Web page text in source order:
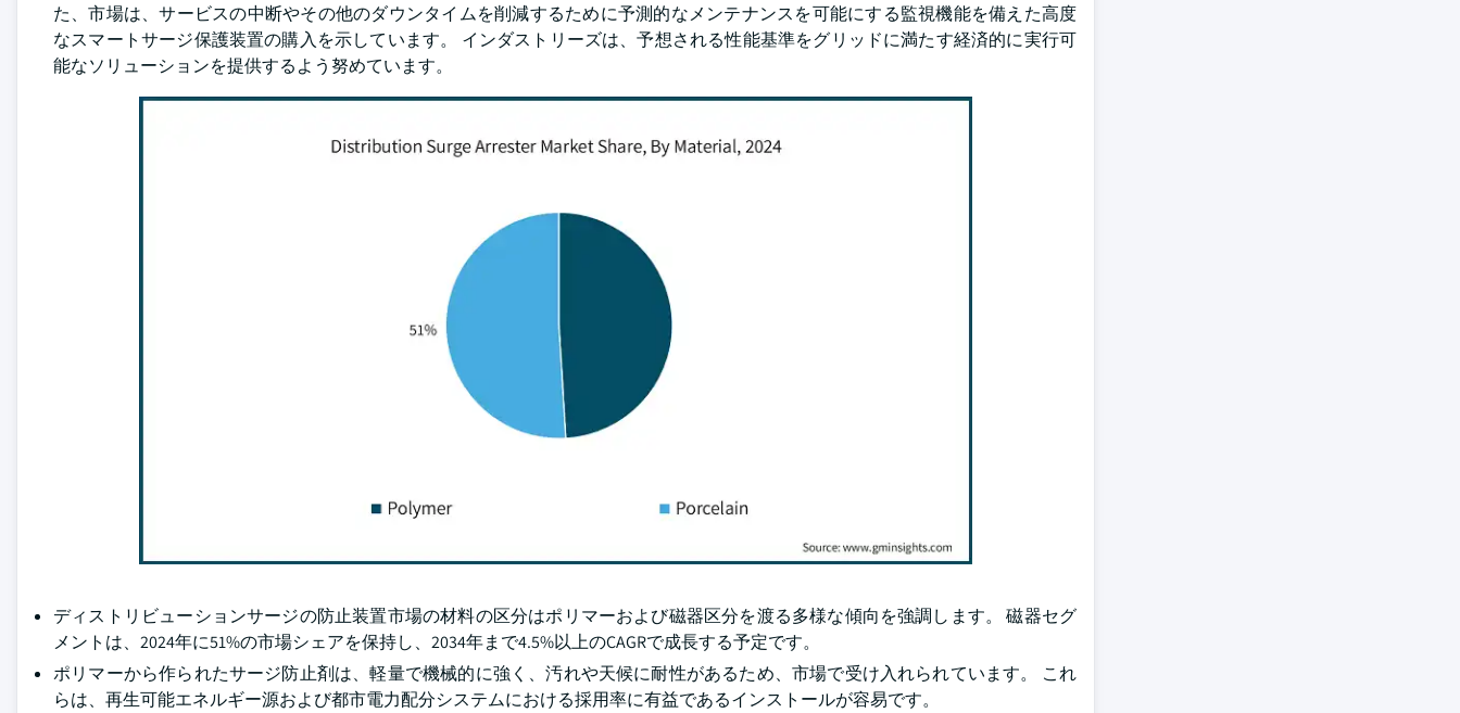
た、市場は、サービスの中断やその他のダウンタイムを削減するために予測的なメンテナンスを可能にする監視機能を備えた高度
なスマートサージ保護装置の購入を示しています。 インダストリーズは、予想される性能基準をグリッドに満たす経済的に実行可
能なソリューションを提供するよう努めています。
ディストリビューションサージの防止装置市場の材料の区分はポリマーおよび磁器区分を渡る多様な傾向を強調します。 磁器セグ
メントは、2024年に51%の市場シェアを保持し、2034年まで4.5%以上のCAGRで成長する予定です。
ポリマーから作られたサージ防止剤は、軽量で機械的に強く、汚れや天候に耐性があるため、市場で受け入れられています。 これ
らは、再生可能エネルギー源および都市電力配分システムにおける採用率に有益であるインストールが容易です。